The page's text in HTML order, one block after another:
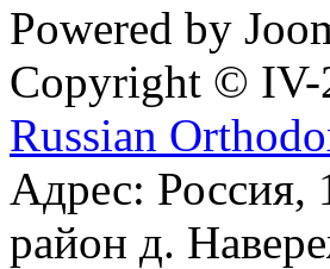
Powered by
Copyright © IV-
Russian
Адрес: Россия,
район д.